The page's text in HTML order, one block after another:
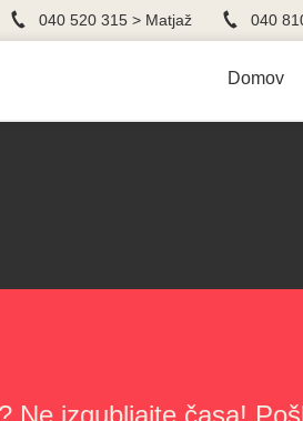
040 520 315 > Matjaž 040
Domov
Ne izgubljajte časa!